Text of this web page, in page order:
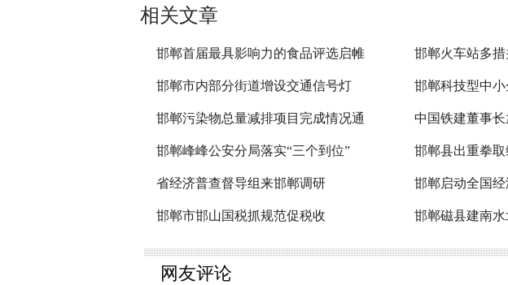
相关文章
邯郸首届最具影响力的食品评选启帷 邯郸火车站多
邯郸市内部分街道增设交通信号灯 邯郸科技型中
邯郸污染物总量减排项目完成情况通 中国铁建董事
邯郸峰峰公安分局落实“三个到位” 邯郸县出重拳
省经济普查督导组来邯郸调研 邯郸启动全国经
邯郸市邯山国税抓规范促税收 邯郸磁县建南